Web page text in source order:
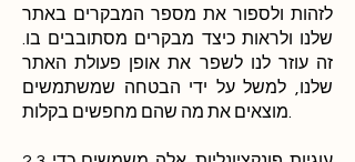
לזהות ולספור את מספר המבקרים באתר
שלנו ולראות כיצד מבקרים מסתובבים בו.
זה עוזר לנו לשפר את אופן פעולת האתר
שלנו, למשל על ידי הבטחה שמשתמשים